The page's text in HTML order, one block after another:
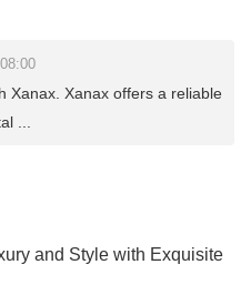
Xanax. Xanax offers a reliable
...
and Style with Exquisite